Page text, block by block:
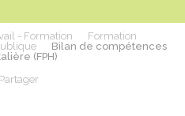
- Formation
Formation
Bilan de compétences
(FPH)
Partager